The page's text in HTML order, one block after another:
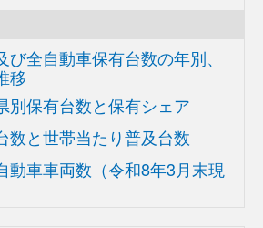
び全自動車保有台数の年別、
移
別保有台数と保有シェア
数と世帯当たり普及台数
動車車両数 （令和8年3月末現